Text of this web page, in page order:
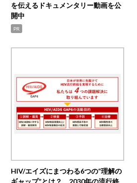
を伝えるドキュメンタリー動画を公
開中
PR
HIV/エイズにまつわる6つの“理解の
ギャップ”とは？ 2030年の流行終